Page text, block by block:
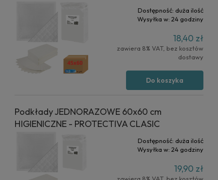
Dostępność: duża ilość
Wysyłka w: 24 godziny
18,40 zł
zawiera 8% VAT, bez kosztów
dostawy
Do koszyka
Podkłady JEDNORAZOWE 60x60 cm
HIGIENICZNE - PROTECTIVA CLASIC
Dostępność: duża ilość
Wysyłka w: 24 godziny
19,90 zł
zawiera 8% VAT, bez kosztów